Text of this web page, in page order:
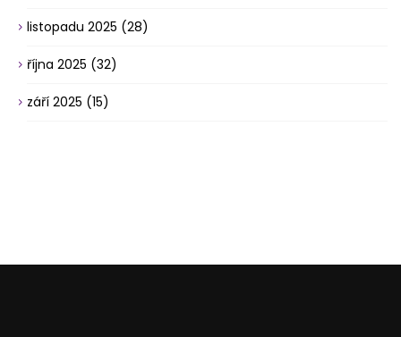
listopadu 2025 (28)
října 2025 (32)
září 2025 (15)